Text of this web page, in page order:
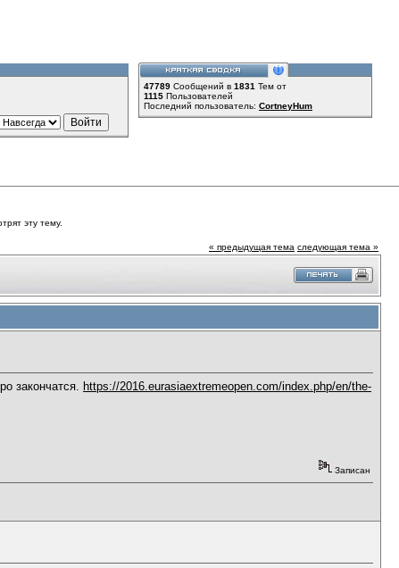
47789 Сообщений в 1831 Тем от
1115 Пользователей
Последний пользователь: CortneyHum
эту тему.
« предыдущая тема следующая тема »
закончатся.
https://2016.eurasiaextremeopen.com/index.php/en/the-
Записан